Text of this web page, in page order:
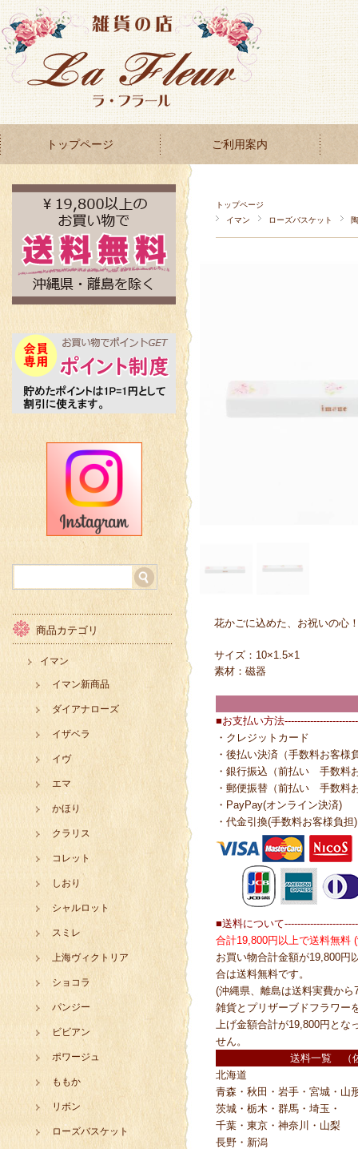
トップページ ご利用案内
トップページ
イマン
ローズバスケット
花かごに込めた、お祝いの心
サイズ：10×1.5×1
素材：磁器
■お支払い方法
・クレジットカード
・後払い決済（手数料お客様
・銀行振込（前払い 手数料
・郵便振替（前払い 手数料
・PayPay(オンライン決済)
・代金引換(手数料お客様負担)
■送料について
合計19,800円以上で送料無料
お買い物合計金額が19,800円
合は送料無料です。
(沖縄県、離島は送料実費から
雑貨とプリザーブドフラワー
上げ金額合計が19,800円とな
せん。
送料一覧 （
北海道
青森・秋田・岩手・宮城・山
茨城・栃木・群馬・埼玉・
千葉・東京・神奈川・山梨
長野・新潟
商品カテゴリ
イマン
イマン新商品
ダイアナローズ
イザベラ
イヴ
エマ
かほり
クラリス
コレット
しおり
シャルロット
スミレ
上海ヴィクトリア
ショコラ
パンジー
ビビアン
ポワージュ
ももか
リボン
ローズバスケット